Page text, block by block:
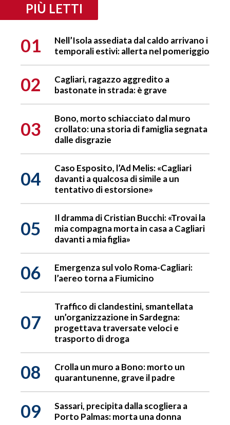
PIÙ LETTI
01
Nell’Isola assediata dal caldo arrivano i
temporali estivi: allerta nel pomeriggio
02
Cagliari, ragazzo aggredito a
bastonate in strada: è grave
03
Bono, morto schiacciato dal muro
crollato: una storia di famiglia segnata
dalle disgrazie
04
Caso Esposito, l’Ad Melis: «Cagliari
davanti a qualcosa di simile a un
tentativo di estorsione»
05
Il dramma di Cristian Bucchi: «Trovai la
mia compagna morta in casa a Cagliari
davanti a mia figlia»
06
Emergenza sul volo Roma-Cagliari:
l’aereo torna a Fiumicino
07
Traffico di clandestini, smantellata
un’organizzazione in Sardegna:
progettava traversate veloci e
trasporto di droga
08
Crolla un muro a Bono: morto un
quarantunenne, grave il padre
09
Sassari, precipita dalla scogliera a
Porto Palmas: morta una donna